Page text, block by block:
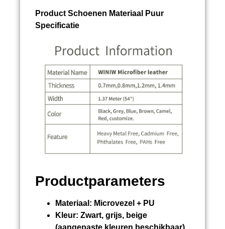
Product Schoenen Materiaal Puur
Specificatie
Productparameters
Materiaal: Microvezel + PU
Kleur: Zwart, grijs, beige
(aangepaste kleuren beschikbaar)